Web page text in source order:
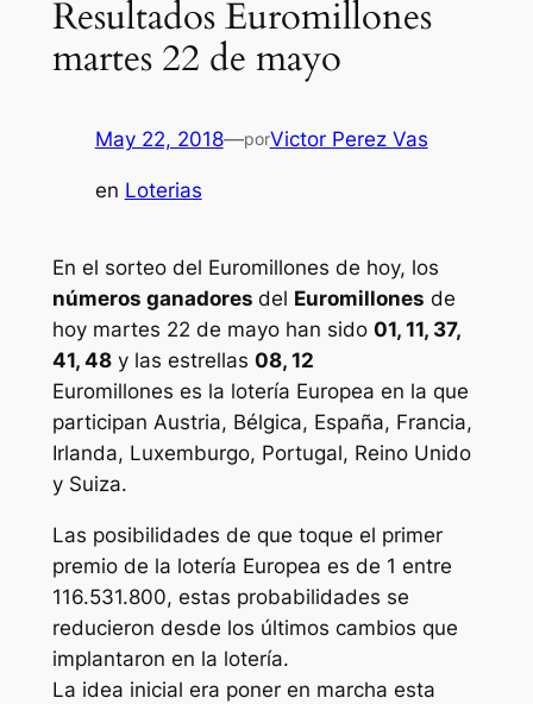
Resultados Euromillones
martes 22 de mayo
May 22, 2018—porVictor Perez Vas
en Loterias
En el sorteo del Euromillones de hoy, los
números ganadores del Euromillones de
hoy martes 22 de mayo han sido 01, 11, 37,
41, 48y las estrellas 08, 12
Euromillones es la lotería Europea en la que
participan Austria, Bélgica, España, Francia,
Irlanda, Luxemburgo, Portugal, Reino Unido
y Suiza.
Las posibilidades de que toque el primer
premio de la lotería Europea es de 1 entre
116.531.800, estas probabilidades se
reducieron desde los últimos cambios que
implantaron en la lotería.
La idea inicial era poner en marcha esta